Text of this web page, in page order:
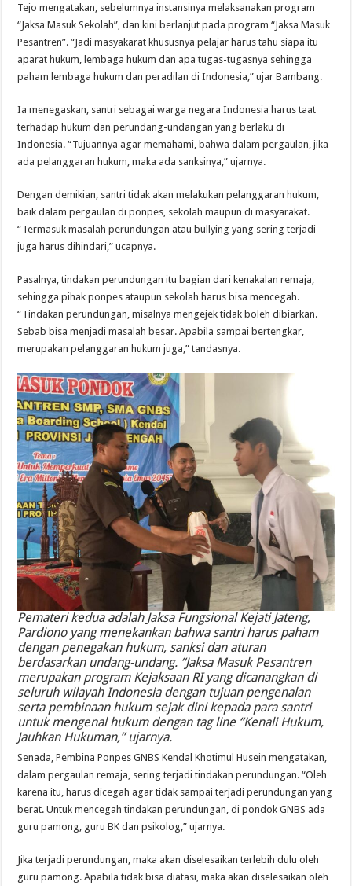
Tejo mengatakan, sebelumnya instansinya melaksanakan program
“Jaksa Masuk Sekolah”, dan kini berlanjut pada program “Jaksa Masuk
Pesantren”. “Jadi masyakarat khususnya pelajar harus tahu siapa itu
aparat hukum, lembaga hukum dan apa tugas-tugasnya sehingga
paham lembaga hukum dan peradilan di Indonesia,” ujar Bambang.
Ia menegaskan, santri sebagai warga negara Indonesia harus taat
terhadap hukum dan perundang-undangan yang berlaku di
Indonesia. “Tujuannya agar memahami, bahwa dalam pergaulan, jika
ada pelanggaran hukum, maka ada sanksinya,” ujarnya.
Dengan demikian, santri tidak akan melakukan pelanggaran hukum,
baik dalam pergaulan di ponpes, sekolah maupun di masyarakat.
“Termasuk masalah perundungan atau bullying yang sering terjadi
juga harus dihindari,” ucapnya.
Pasalnya, tindakan perundungan itu bagian dari kenakalan remaja,
sehingga pihak ponpes ataupun sekolah harus bisa mencegah.
“Tindakan perundungan, misalnya mengejek tidak boleh dibiarkan.
Sebab bisa menjadi masalah besar. Apabila sampai bertengkar,
merupakan pelanggaran hukum juga,” tandasnya.
Pemateri kedua adalah Jaksa Fungsional Kejati Jateng,
Pardiono yang menekankan bahwa santri harus paham
dengan penegakan hukum, sanksi dan aturan
berdasarkan undang-undang. “Jaksa Masuk Pesantren
merupakan program Kejaksaan RI yang dicanangkan di
seluruh wilayah Indonesia dengan tujuan pengenalan
serta pembinaan hukum sejak dini kepada para santri
untuk mengenal hukum dengan tag line “Kenali Hukum,
Jauhkan Hukuman,” ujarnya.
Senada, Pembina Ponpes GNBS Kendal Khotimul Husein mengatakan,
dalam pergaulan remaja, sering terjadi tindakan perundungan. “Oleh
karena itu, harus dicegah agar tidak sampai terjadi perundungan yang
berat. Untuk mencegah tindakan perundungan, di pondok GNBS ada
guru pamong, guru BK dan psikolog,” ujarnya.
Jika terjadi perundungan, maka akan diselesaikan terlebih dulu oleh
guru pamong. Apabila tidak bisa diatasi, maka akan diselesaikan oleh